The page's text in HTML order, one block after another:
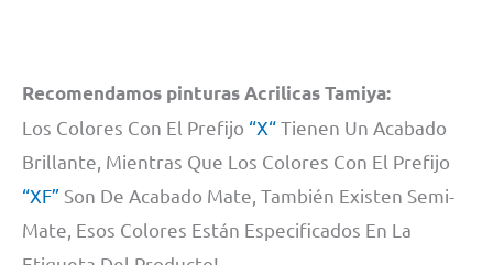
Recomendamos pinturas Acrilicas Tamiya:
Los Colores Con El Prefijo “X“Tienen Un Acabado
Brillante, Mientras Que Los Colores Con El Prefijo
“XF” Son De Acabado Mate, También Existen Semi-
Mate, Esos Colores Están Especificados En La